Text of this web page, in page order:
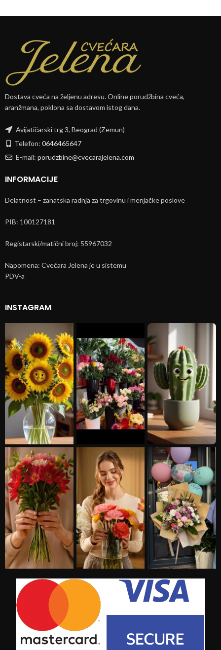
Dostava cveća na željenu adresu. Online porudžbina cveća,
aranžmana, poklona sa dostavom istog dana.
Avijatičarski trg 3, Beograd (Zemun)
Telefon: 0646465647
E-mail: porudzbine@cvecarajelena.com
INFORMACIJE
Delatnost – zanatska radnja za trgovinu i menjačke poslove
PIB: 100127181
Registarski/matični broj: 55967032
Napomena: Cvećara Jelena je u sistemu
PDV-a
INSTAGRAM